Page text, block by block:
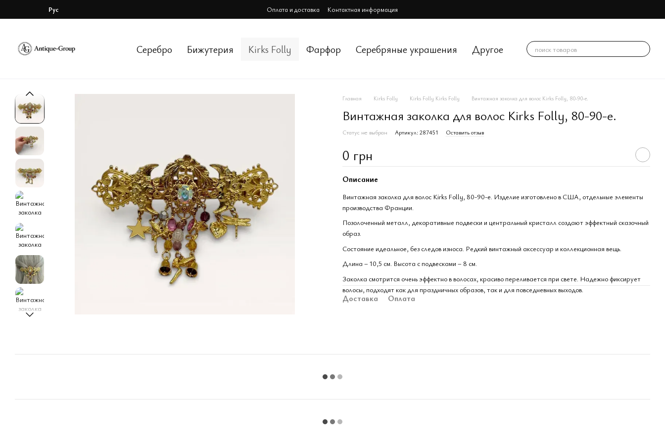
Перейти к основному контенту
Рус Оплата и доставка Контактная информация
Серебро Бижутерия Kirks Folly Фарфор Cеребряные украшения Другое
Главная Kirks Folly Kirks Folly Kirks Folly Винтажная заколка для волос Kirks Folly, 80-90-е.
Винтажная заколка для волос Kirks Folly, 80-90-е.
Статус не выбран Артикул: 287451 Оставить отзыв
0 грн
Описание
Винтажная заколка для волос Kirks Folly, 80-90-е. Изделие изготовлено в США, отдельные элементы
производства Франции.
Позолоченный металл, декоративные подвески и центральный кристалл создают эффектный сказочный
образ.
Состояние идеальное, без следов износа. Редкий винтажный аксессуар и коллекционная вещь.
Длина – 10,5 см. Высота с подвесками – 8 см.
Заколка смотрится очень эффектно в волосах, красиво переливается при свете. Надежно фиксирует
волосы, подходят как для праздничных образов, так и для повседневных выходов.
Доставка Оплата